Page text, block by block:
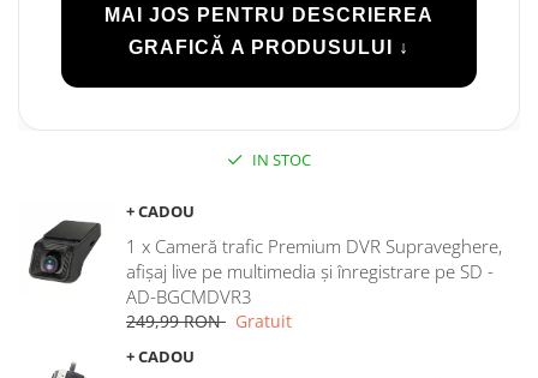
MAI JOS PENTRU DESCRIEREA
GRAFICĂ A PRODUSULUI ↓
IN STOC
+ CADOU
1 x Cameră trafic Premium DVR Supraveghere,
afișaj live pe multimedia și înregistrare pe SD -
AD-BGCMDVR3
249,99 RON Gratuit
+ CADOU